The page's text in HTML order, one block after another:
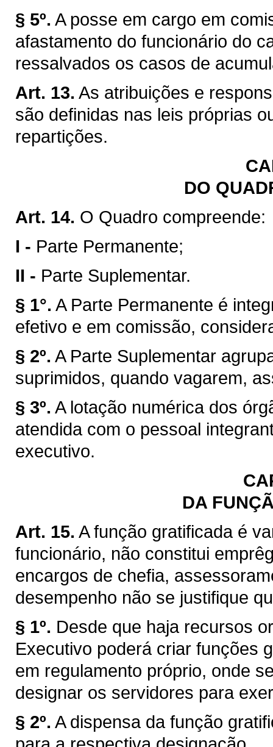
§ 5º. A posse em cargo em
afastamento do funcionário do
ressalvados os casos de
Art. 13. As atribuições e
são definidas nas leis próprias
repartições.
DO
Art. 14. O Quadro compreende:
I - Parte Permanente;
II - Parte Suplementar.
§ 1°. A Parte Permanente é
efetivo e em comissão,
§ 2º. A Parte Suplementar
suprimidos, quando vagarem,
§ 3º. A lotação numérica dos
atendida com o pessoal
executivo.
DA
Art. 15. A função gratificada é
funcionário, não constitui
encargos de chefia,
desempenho não se justifique
§ 1º. Desde que haja recursos
Executivo poderá criar funções
em regulamento próprio, onde
designar os servidores para
§ 2º. A dispensa da função